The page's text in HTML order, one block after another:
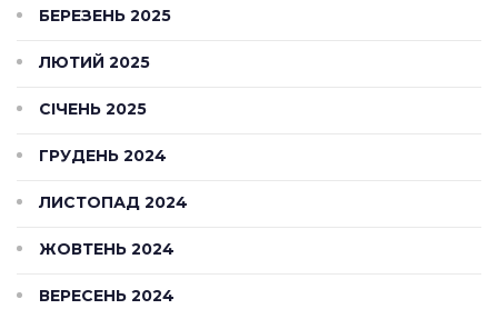
БЕРЕЗЕНЬ 2025
ЛЮТИЙ 2025
СІЧЕНЬ 2025
ГРУДЕНЬ 2024
ЛИСТОПАД 2024
ЖОВТЕНЬ 2024
ВЕРЕСЕНЬ 2024